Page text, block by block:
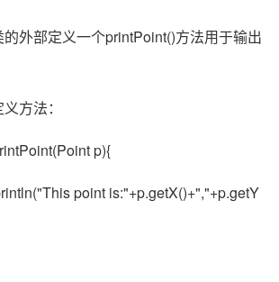
部定义一个printPoint()方法用于输出
方法：
p){
point is:"+p.getX()+","+p.getY